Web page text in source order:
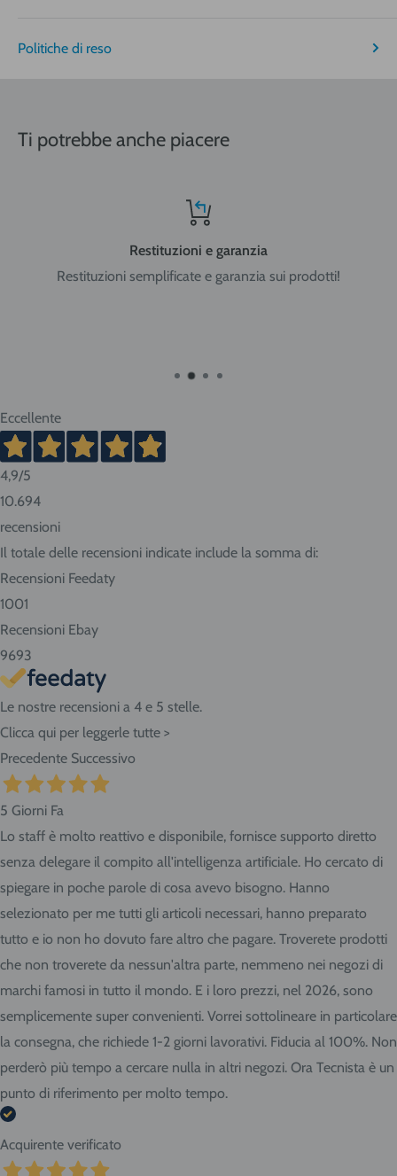
Adige, Lombardia, Emilia Romagna, Piemonte, Liguria, Val
d'Aosta, Toscana, Marche, Umbria, Lazio, Abruzzo.
Sud: Molise, Campania, Basilicata, Puglia, Calabria
Isole: Sicilia, Sardegna.
vanno dai 2 ai 10 giorni lavorativi. Tempi più brevi per Nord
Italia, tempi più lunghi per Sud e isole.
Consigliamo sempre di contattarci prima di effettuare la
prenotazione per conoscere in anticipo i tempi di consegna.
Se abiti nella nostra zona ritira i prodotti direttamente
presso il negozio! Seleziona "Ritiro" al momento del
checkout dell'ordine e vieni in Via Giovanni da Udine, 40 -
San Giorgio di Nogaro (UD) 33058.
Politiche di reso
Ti potrebbe anche piacere
Restituzioni e garanzia
Restituzioni semplificate e garanzia sui prodotti!
Eccellente
4,9/5
10.694
recensioni
Il totale delle recensioni indicate include la somma di:
Recensioni Feedaty
1001
Recensioni Ebay
9693
Le nostre recensioni a 4 e 5 stelle.
Clicca qui per leggerle tutte >
Precedente Successivo
5 Giorni Fa
Lo staff è molto reattivo e disponibile, fornisce supporto diretto
senza delegare il compito all'intelligenza artificiale. Ho cercato di
spiegare in poche parole di cosa avevo bisogno. Hanno
selezionato per me tutti gli articoli necessari, hanno preparato
tutto e io non ho dovuto fare altro che pagare. Troverete prodotti
che non troverete da nessun'altra parte, nemmeno nei negozi di
marchi famosi in tutto il mondo. E i loro prezzi, nel 2026, sono
semplicemente super convenienti. Vorrei sottolineare in particolare
la consegna, che richiede 1-2 giorni lavorativi. Fiducia al 100%. Non
perderò più tempo a cercare nulla in altri negozi. Ora Tecnista è un
punto di riferimento per molto tempo.
Acquirente verificato